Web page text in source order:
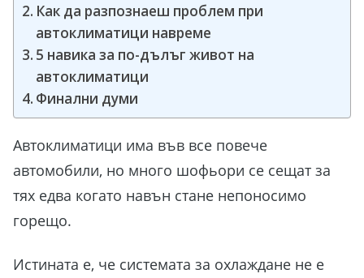
Как да разпознаеш проблем при
автоклиматици навреме
5 навика за по-дълъг живот на
автоклиматици
Финални думи
Автоклиматици има във все повече
автомобили, но много шофьори се сещат за
тях едва когато навън стане непоносимо
горещо.
Истината е, че системата за охлаждане не е